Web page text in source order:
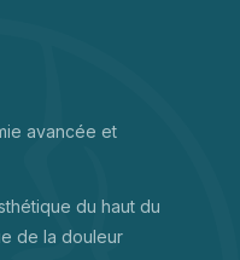
avancée et
du haut du
de la douleur